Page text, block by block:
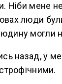
Ніби мене
люди
могли
назад, у